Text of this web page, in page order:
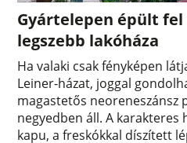
Gyártelepen épült
legszebb lakóháza
Ha valaki csak fényképen
Leiner-házat, joggal
magastetős neoreneszánsz
negyedben áll. A
kapu, a freskókkal díszített